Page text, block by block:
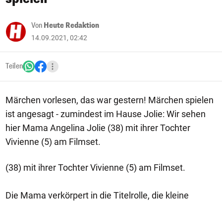
Von Heute Redaktion
14.09.2021, 02:42
Teilen
Märchen vorlesen, das war gestern! Märchen spielen
ist angesagt - zumindest im Hause Jolie: Wir sehen
hier Mama Angelina Jolie (38) mit ihrer Tochter
Vivienne (5) am Filmset.
(38) mit ihrer Tochter Vivienne (5) am Filmset.
Die Mama verkörpert in die Titelrolle, die kleine